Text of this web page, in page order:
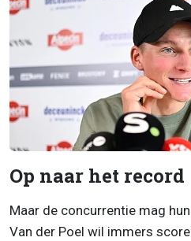
Op naar het record
Maar de concurrentie mag
Van der Poel wil immers